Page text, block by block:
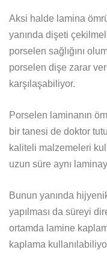
Aksi halde lamina
yanında dişeti
porselen sağlığını
porselen dişe zarar
karşılaşabiliyor.
Porselen laminanın
bir tanesi de doktor
kaliteli malzemeleri
uzun süre aynı
Bunun yanında
yapılması da süreyi
ortamda lamine
kaplama